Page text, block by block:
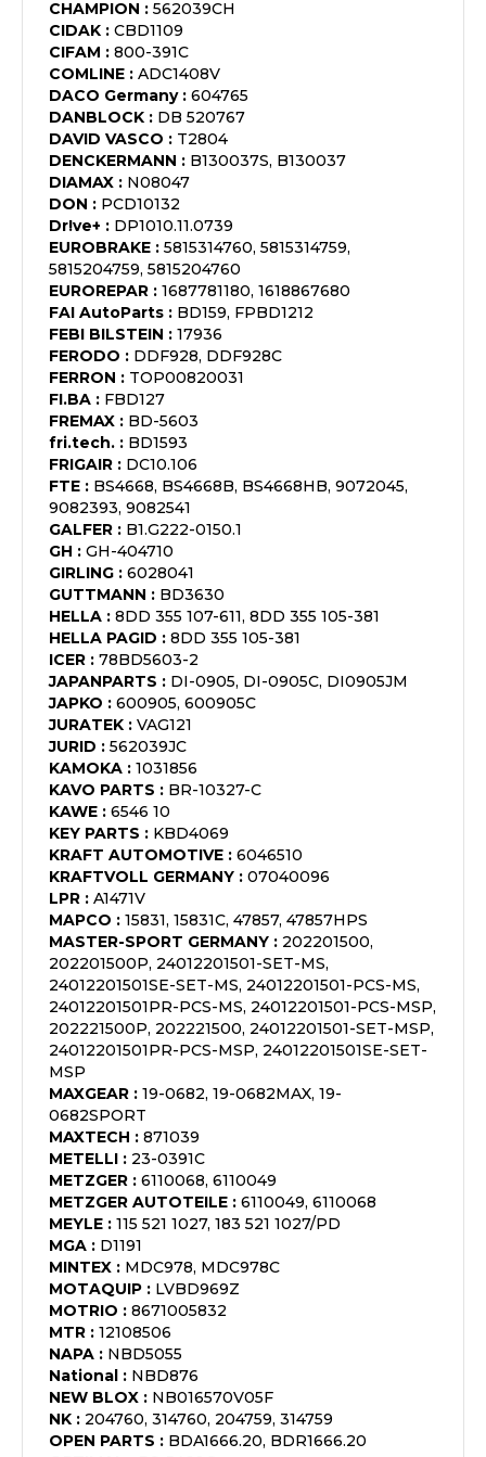
CHAMPION : 562039CH
CIDAK : CBD1109
CIFAM : 800-391C
COMLINE : ADC1408V
DACO Germany: 604765
DANBLOCK : DB 520767
DAVID VASCO : T2804
DENCKERMANN : B130037S, B130037
DIAMAX : N08047
DON : PCD10132
Dr!ve+ : DP1010.11.0739
EUROBRAKE : 5815314760, 5815314759,
5815204759, 5815204760
EUROREPAR : 1687781180, 1618867680
FAI AutoParts : BD159, FPBD1212
FEBI BILSTEIN : 17936
FERODO : DDF928, DDF928C
FERRON : TOP00820031
FI.BA : FBD127
FREMAX : BD-5603
fri.tech. : BD1593
FRIGAIR : DC10.106
FTE : BS4668, BS4668B, BS4668HB, 9072045,
9082393, 9082541
GALFER : B1.G222-0150.1
GH : GH-404710
GIRLING : 6028041
GUTTMANN : BD3630
HELLA : 8DD 355 107-611, 8DD 355 105-381
HELLA PAGID : 8DD 355 105-381
ICER : 78BD5603-2
JAPANPARTS : DI-0905, DI-0905C, DI0905JM
JAPKO : 600905, 600905C
JURATEK : VAG121
JURID : 562039JC
KAMOKA : 1031856
KAVO PARTS : BR-10327-C
KAWE : 6546 10
KEY PARTS : KBD4069
KRAFT AUTOMOTIVE : 6046510
KRAFTVOLL GERMANY : 07040096
LPR : A1471V
MAPCO : 15831, 15831C, 47857, 47857HPS
MASTER-SPORT GERMANY : 202201500,
202201500P, 24012201501-SET-MS,
24012201501SE-SET-MS, 24012201501-PCS-MS,
24012201501PR-PCS-MS, 24012201501-PCS-MSP,
202221500P, 202221500, 24012201501-SET-MSP,
24012201501PR-PCS-MSP, 24012201501SE-SET-
MSP
MAXGEAR : 19-0682, 19-0682MAX, 19-
0682SPORT
MAXTECH : 871039
METELLI : 23-0391C
METZGER : 6110068, 6110049
METZGER AUTOTEILE : 6110049, 6110068
MEYLE : 115 521 1027, 183 521 1027/PD
MGA : D1191
MINTEX : MDC978, MDC978C
MOTAQUIP : LVBD969Z
MOTRIO : 8671005832
MTR : 12108506
NAPA : NBD5055
National : NBD876
NEW BLOX : NB016570V05F
NK : 204760, 314760, 204759, 314759
OPEN PARTS : BDA1666.20, BDR1666.20